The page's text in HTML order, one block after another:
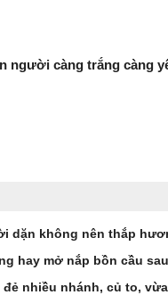
người càng trắng càng
dặn không nên thắp
hay mở nắp bồn cầu
nhiều nhánh, củ to,